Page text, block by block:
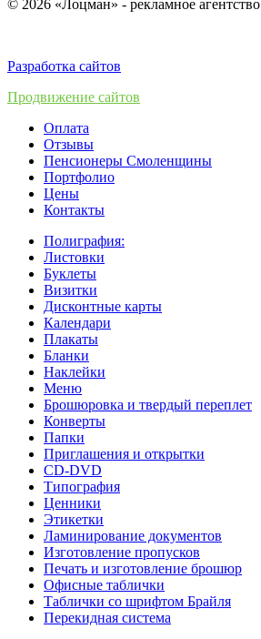
© 2026 «Лоцман» - рекламное агентство
Разработка сайтов
Продвижение сайтов
Оплата
Отзывы
Пенсионеры Смоленщины
Портфолио
Цены
Контакты
Полиграфия:
Листовки
Буклеты
Визитки
Дисконтные карты
Календари
Плакаты
Бланки
Наклейки
Меню
Брошюровка и твердый переплет
Конверты
Папки
Приглашения и открытки
CD-DVD
Типография
Ценники
Этикетки
Ламинирование документов
Изготовление пропусков
Печать и изготовление брошюр
Офисные таблички
Таблички со шрифтом Брайля
Перекидная система